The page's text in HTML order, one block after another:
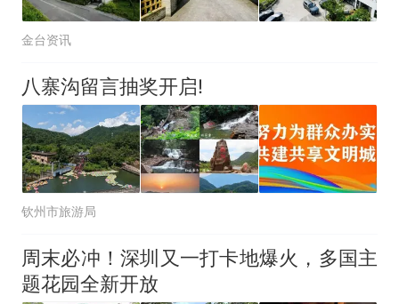
金台资讯
八寨沟留言抽奖开启!
钦州市旅游局
周末必冲！深圳又一打卡地爆火，多国主
题花园全新开放